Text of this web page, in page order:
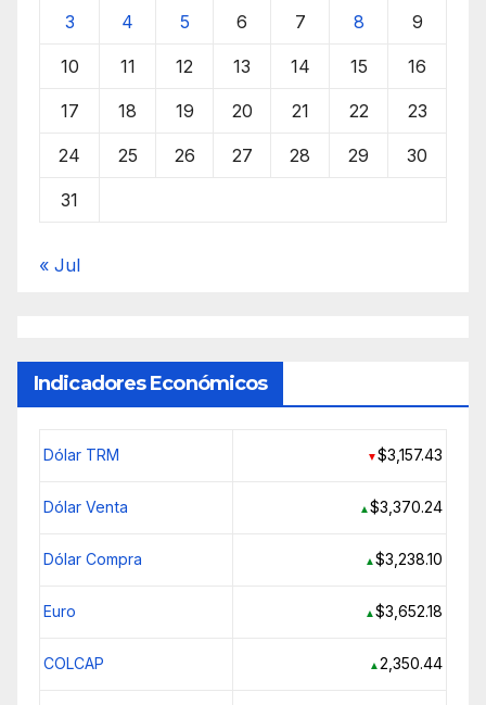
3 4 5 6 7 8 9
10 11 12 13 14 15 16
17 18 19 20 21 22 23
24 25 26 27 28 29 30
31
« Jul
Indicadores Económicos
Dólar TRM ▼$3,157.43
Dólar Venta ▲$3,370.24
Dólar Compra ▲$3,238.10
Euro ▲$3,652.18
COLCAP ▲2,350.44